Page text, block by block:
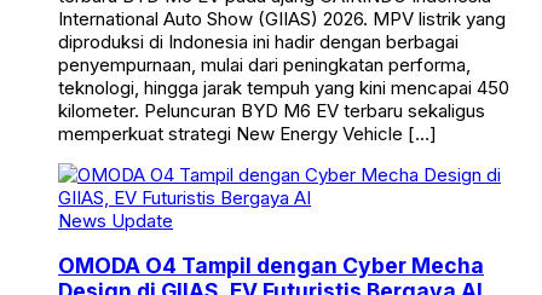
International Auto Show (GIIAS) 2026. MPV listrik yang
diproduksi di Indonesia ini hadir dengan berbagai
penyempurnaan, mulai dari peningkatan performa,
teknologi, hingga jarak tempuh yang kini mencapai 450
kilometer. Peluncuran BYD M6 EV terbaru sekaligus
memperkuat strategi New Energy Vehicle […]
News Update
OMODA O4 Tampil dengan Cyber Mecha